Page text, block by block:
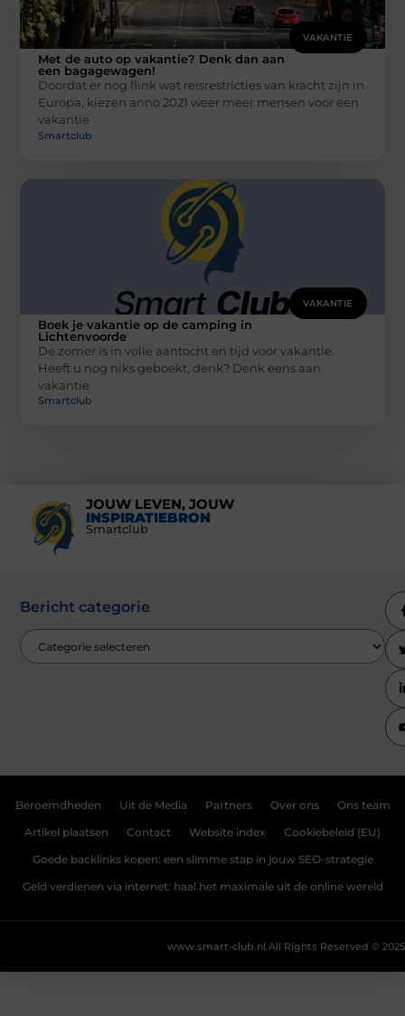
VAKANTIE
Met de auto op vakantie? Denk dan aan
een bagagewagen!
Doordat er nog flink wat reisrestricties van kracht zijn in
Europa, kiezen anno 2021 weer meer mensen voor een
vakantie
Smartclub
VAKANTIE
Boek je vakantie op de camping in
Lichtenvoorde
De zomer is in volle aantocht en tijd voor vakantie.
Heeft u nog niks geboekt, denk? Denk eens aan
vakantie
Smartclub
JOUW LEVEN, JOUW
INSPIRATIEBRON
Smartclub
Bericht categorie
Beroemdheden Uit de Media Partners Over ons Ons team
Artikel plaatsen Contact Website index Cookiebeleid (EU)
Goede backlinks kopen: een slimme stap in jouw SEO-strategie
Geld verdienen via internet: haal het maximale uit de online wereld
All Rights Reserved © 2025
www.smart-club.nl.